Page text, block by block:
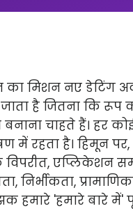
का मिशन नए डेटिंग
जाता है जितना कि
बनाना चाहते हैं। हर
में रहता है। हिमून
एप्लिकेशन
निर्भीकता,
हमारे 'हमारे बारे में'